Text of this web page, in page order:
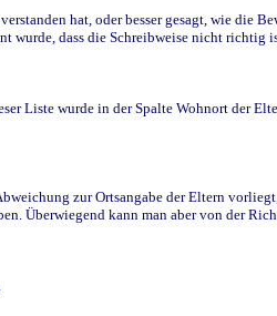
hat, oder besser gesagt, wie die
dass die Schreibweise nicht richtig
Liste wurde in der Spalte Wohnort der
zur Ortsangabe der Eltern
Überwiegend kann man aber von der